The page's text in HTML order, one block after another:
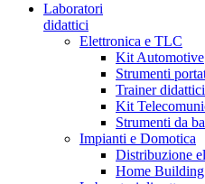
Laboratori
didattici
Elettronica e TLC
Kit Automotive
Strumenti
Trainer didattici
Kit
Strumenti da
Impianti e Domotica
Distribuzione
Home Building